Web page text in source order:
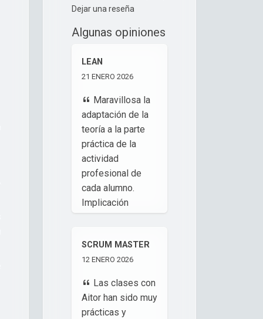
Dejar una reseña
Algunas opiniones
LEAN
21 ENERO 2026
Maravillosa la
adaptación de la
teoría a la parte
práctica de la
actividad
profesional de
cada alumno.
Implicación
Ayudando a
clarificar objetivos
SCRUM MASTER
12 ENERO 2026
Las clases con
Aitor han sido muy
prácticas y